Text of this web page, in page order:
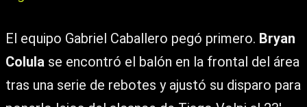
El equipo Gabriel Caballero pegó primero. Bryan
Colula se encontró el balón en la frontal del área
tras una serie de rebotes y ajustó su disparo para